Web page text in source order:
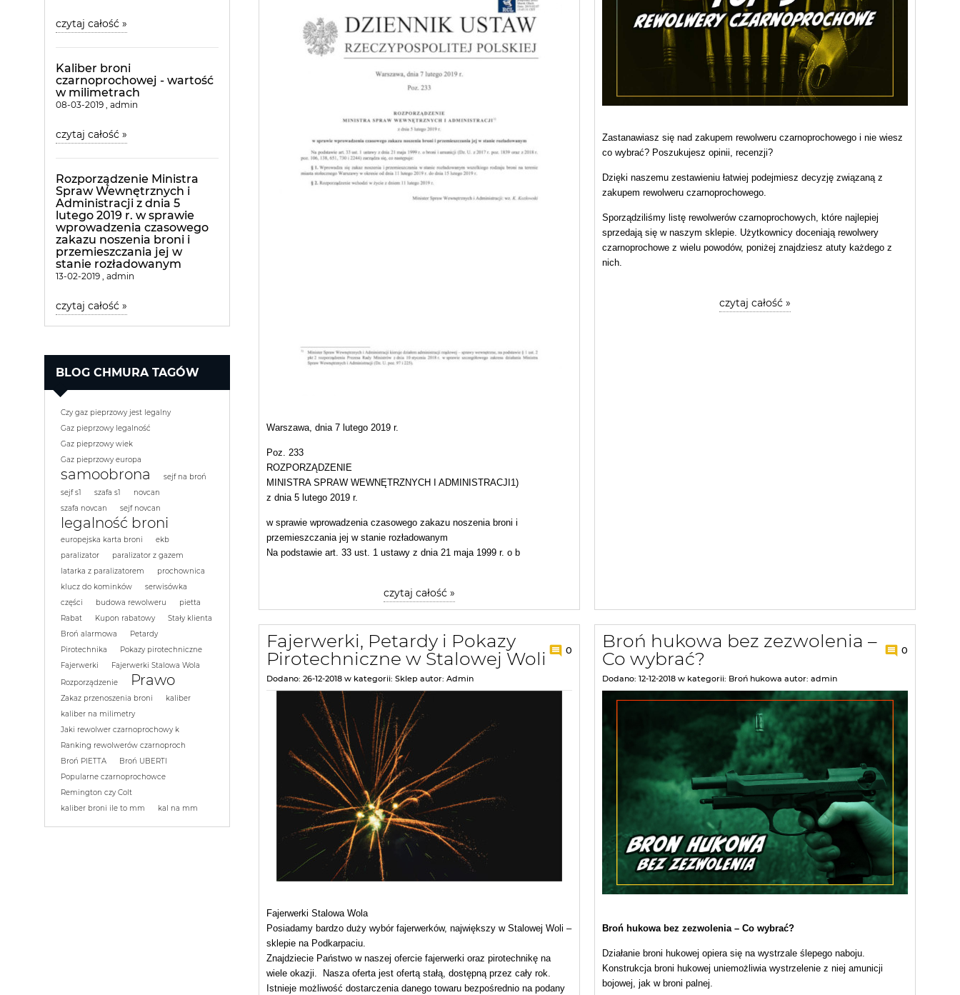
czytaj całość »
Kaliber broni
czarnoprochowej - wartość
w milimetrach
08-03-2019 , admin
czytaj całość »
Rozporządzenie Ministra
Spraw Wewnętrznych i
Administracji z dnia 5
lutego 2019 r. w sprawie
wprowadzenia czasowego
zakazu noszenia broni i
przemieszczania jej w
stanie rozładowanym
13-02-2019 , admin
czytaj całość »
BLOG CHMURA TAGÓW
Czy gaz pieprzowy jest legalny
Gaz pieprzowy legalność
Gaz pieprzowy wiek
Gaz pieprzowy europa
samoobrona
sejf na broń
sejf s1
szafa s1
novcan
szafa novcan
sejf novcan
legalność broni
europejska karta broni
ekb
paralizator
paralizator z gazem
latarka z paralizatorem
prochownica
klucz do kominków
serwisówka
części
budowa rewolweru
pietta
Rabat
Kupon rabatowy
Stały klienta
Broń alarmowa
Petardy
Pirotechnika
Pokazy pirotechniczne
Fajerwerki
Fajerwerki Stalowa Wola
Rozporządzenie
Prawo
Zakaz przenoszenia broni
kaliber
kaliber na milimetry
Jaki rewolwer czarnoprochowy k
Ranking rewolwerów czarnoproch
Broń PIETTA
Broń UBERTI
Popularne czarnoprochowce
Remington czy Colt
kaliber broni ile to mm
kal na mm
Warszawa, dnia 7 lutego 2019 r.
Poz. 233
ROZPORZĄDZENIE
MINISTRA SPRAW WEWNĘTRZNYCH I ADMINISTRACJI1)
z dnia 5 lutego 2019 r.
w sprawie wprowadzenia czasowego zakazu noszenia broni i
przemieszczania jej w stanie rozładowanym
Na podstawie art. 33 ust. 1 ustawy z dnia 21 maja 1999 r. o b
czytaj całość »
Zastanawiasz się nad zakupem rewolweru czarnoprochowego i nie wiesz
co wybrać? Poszukujesz opinii, recenzji?
Dzięki naszemu zestawieniu łatwiej podejmiesz decyzję związaną z
zakupem rewolweru czarnoprochowego.
Sporządziliśmy listę rewolwerów czarnoprochowych, które najlepiej
sprzedają się w naszym sklepie. Użytkownicy doceniają rewolwery
czarnoprochowe z wielu powodów, poniżej znajdziesz atuty każdego z
nich.
czytaj całość »
Fajerwerki, Petardy i Pokazy
Pirotechniczne w Stalowej Woli
0
Dodano: 26-12-2018 w kategorii: Sklep autor: Admin
Fajerwerki Stalowa Wola
Posiadamy bardzo duży wybór fajerwerków, największy w Stalowej Woli –
sklepie na Podkarpaciu.
Znajdziecie Państwo w naszej ofercie fajerwerki oraz pirotechnikę na
wiele okazji. Nasza oferta jest ofertą stałą, dostępną przez cały rok.
Istnieje możliwość dostarczenia danego towaru bezpośrednio na podany
Broń hukowa bez zezwolenia –
Co wybrać?
0
Dodano: 12-12-2018 w kategorii: Broń hukowa autor: admin
Broń hukowa bez zezwolenia – Co wybrać?
Działanie broni hukowej opiera się na wystrzale ślepego naboju.
Konstrukcja broni hukowej uniemożliwia wystrzelenie z niej amunicji
bojowej, jak w broni palnej.